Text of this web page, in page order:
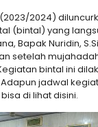
2024)
(bintal) yang
Bapak Nuridin,
setelah
bintal ini
Adapun jadwal
bisa di lihat disini.